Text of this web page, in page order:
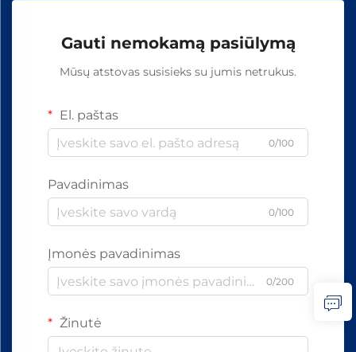
Gauti nemokamą pasiūlymą
Mūsų atstovas susisieks su jumis netrukus.
El. paštas
0/100
Pavadinimas
0/100
Įmonės pavadinimas
0/200
Žinutė